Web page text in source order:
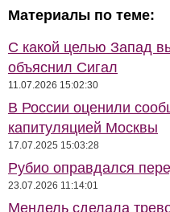
Материалы по теме:
С какой целью Запад
объяснил Сигал
11.07.2026 15:02:30
В России оценили
капитуляцией Москвы
17.07.2025 15:03:28
Рубио оправдался
23.07.2026 11:14:01
Мендель сделала